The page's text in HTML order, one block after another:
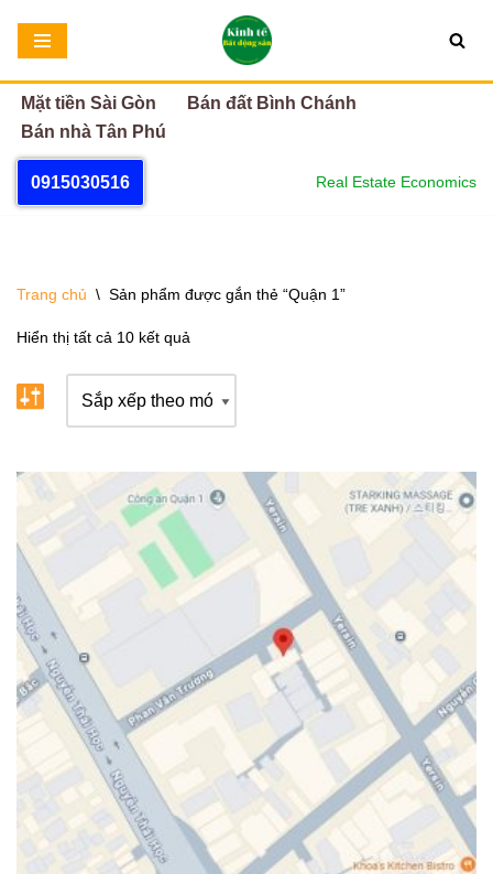
Chuyển
tới
nội
dung
Mặt tiền Sài Gòn
Bán đất Bình Chánh
Bán nhà Tân Phú
0915030516 Real Estate Economics
Trang chủ \ Sản phẩm được gắn thẻ “Quận 1”
Hiển thị tất cả 10 kết quả